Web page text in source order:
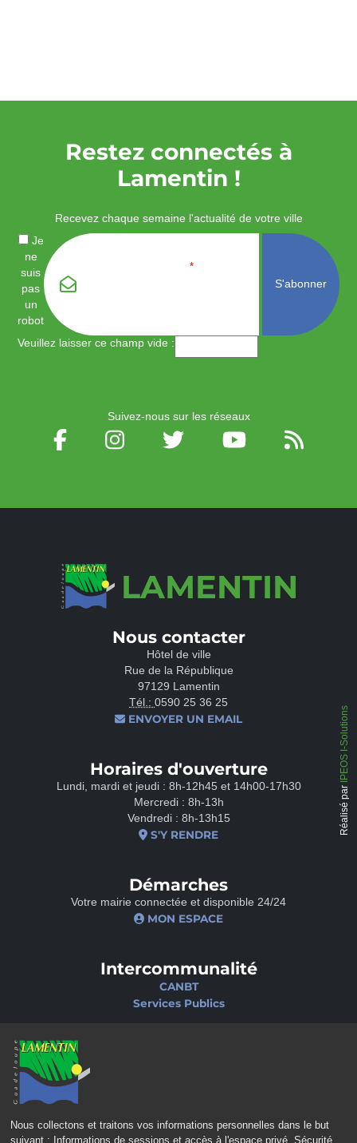
Nous collectons et traitons vos informations personnelles dans le but
suivant :
Informations de sessions et accès à l'espace privé, Sécurité,
LAMENTIN
Nous contacter
Hôtel de ville
Rue de la République
97129 Lamentin
Tél.: 0590 25 36 25
ENVOYER UN EMAIL
Horaires d'ouverture
Lundi, mardi et jeudi : 8h-12h45 et 14h00-17h30
Mercredi : 8h-13h
Vendredi : 8h-13h15
S'Y RENDRE
Démarches
Votre mairie connectée et disponible 24/24
MON ESPACE
Intercommunalité
CANBT
Services Publics
Ciné-Théâtre
Restez connectés à
Lamentin !
Recevez chaque semaine l'actualité de votre ville
Je
ne
suis
pas
un
robot
*
Veuillez laisser ce champ vide :
Suivez-nous sur les réseaux
Réalisé par
IPEOS I-Solutions